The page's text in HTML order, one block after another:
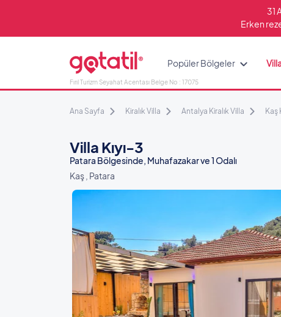
31
Erken
Fırıl Turizm Seyahat Acentası Belge No : 17075
Popüler Bölgeler
Ana Sayfa Kiralık Villa Antalya Kiralık Villa Kaş
Villa Kıyı-3
Patara Bölgesinde, Muhafazakar ve 1 Odalı
Kaş , Patara